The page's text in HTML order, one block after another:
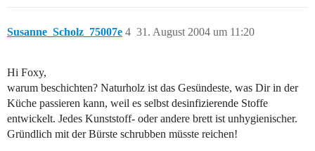
Susanne_Scholz_75007e 31. August 2004 um 11:20
4
Hi Foxy,
warum beschichten? Naturholz ist das Gesündeste, was Dir in der
Küche passieren kann, weil es selbst desinfizierende Stoffe
entwickelt. Jedes Kunststoff- oder andere brett ist unhygienischer.
Gründlich mit der Bürste schrubben müsste reichen!